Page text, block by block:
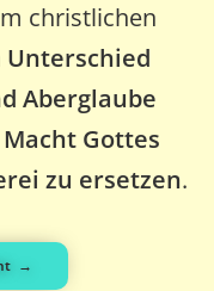
christlichen
Unterschied
Aberglaube
Macht Gottes
zu ersetzen.
→